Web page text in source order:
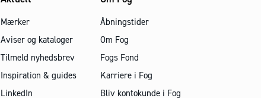
Mærker
Aviser og kataloger
Tilmeld nyhedsbrev
Inspiration & guides
LinkedIn
Åbningstider
Om Fog
Fogs Fond
Karriere i Fog
Bliv kontokunde i Fog